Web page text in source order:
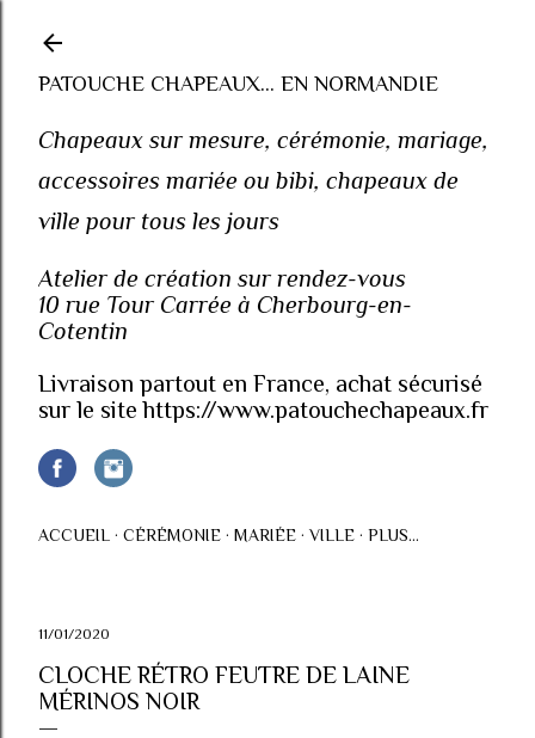
PATOUCHE CHAPEAUX... EN NORMANDIE
Chapeaux sur mesure, cérémonie, mariage,
accessoires mariée ou bibi, chapeaux de
ville pour tous les jours
Atelier de création sur rendez-vous
10 rue Tour Carrée à Cherbourg-en-
Cotentin
Livraison partout en France, achat sécurisé
sur le site https://www.patouchechapeaux.fr
ACCUEIL CÉRÉMONIE MARIÉE VILLE PLUS…
11/01/2020
CLOCHE RÉTRO FEUTRE DE LAINE
MÉRINOS NOIR